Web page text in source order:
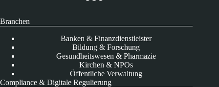
Branchen
Banken & Finanzdienstleister
Bildung & Forschung
Gesundheitswesen & Pharmazie
Kirchen & NPOs
Öffentliche Verwaltung
Compliance & Digitale Regulierung